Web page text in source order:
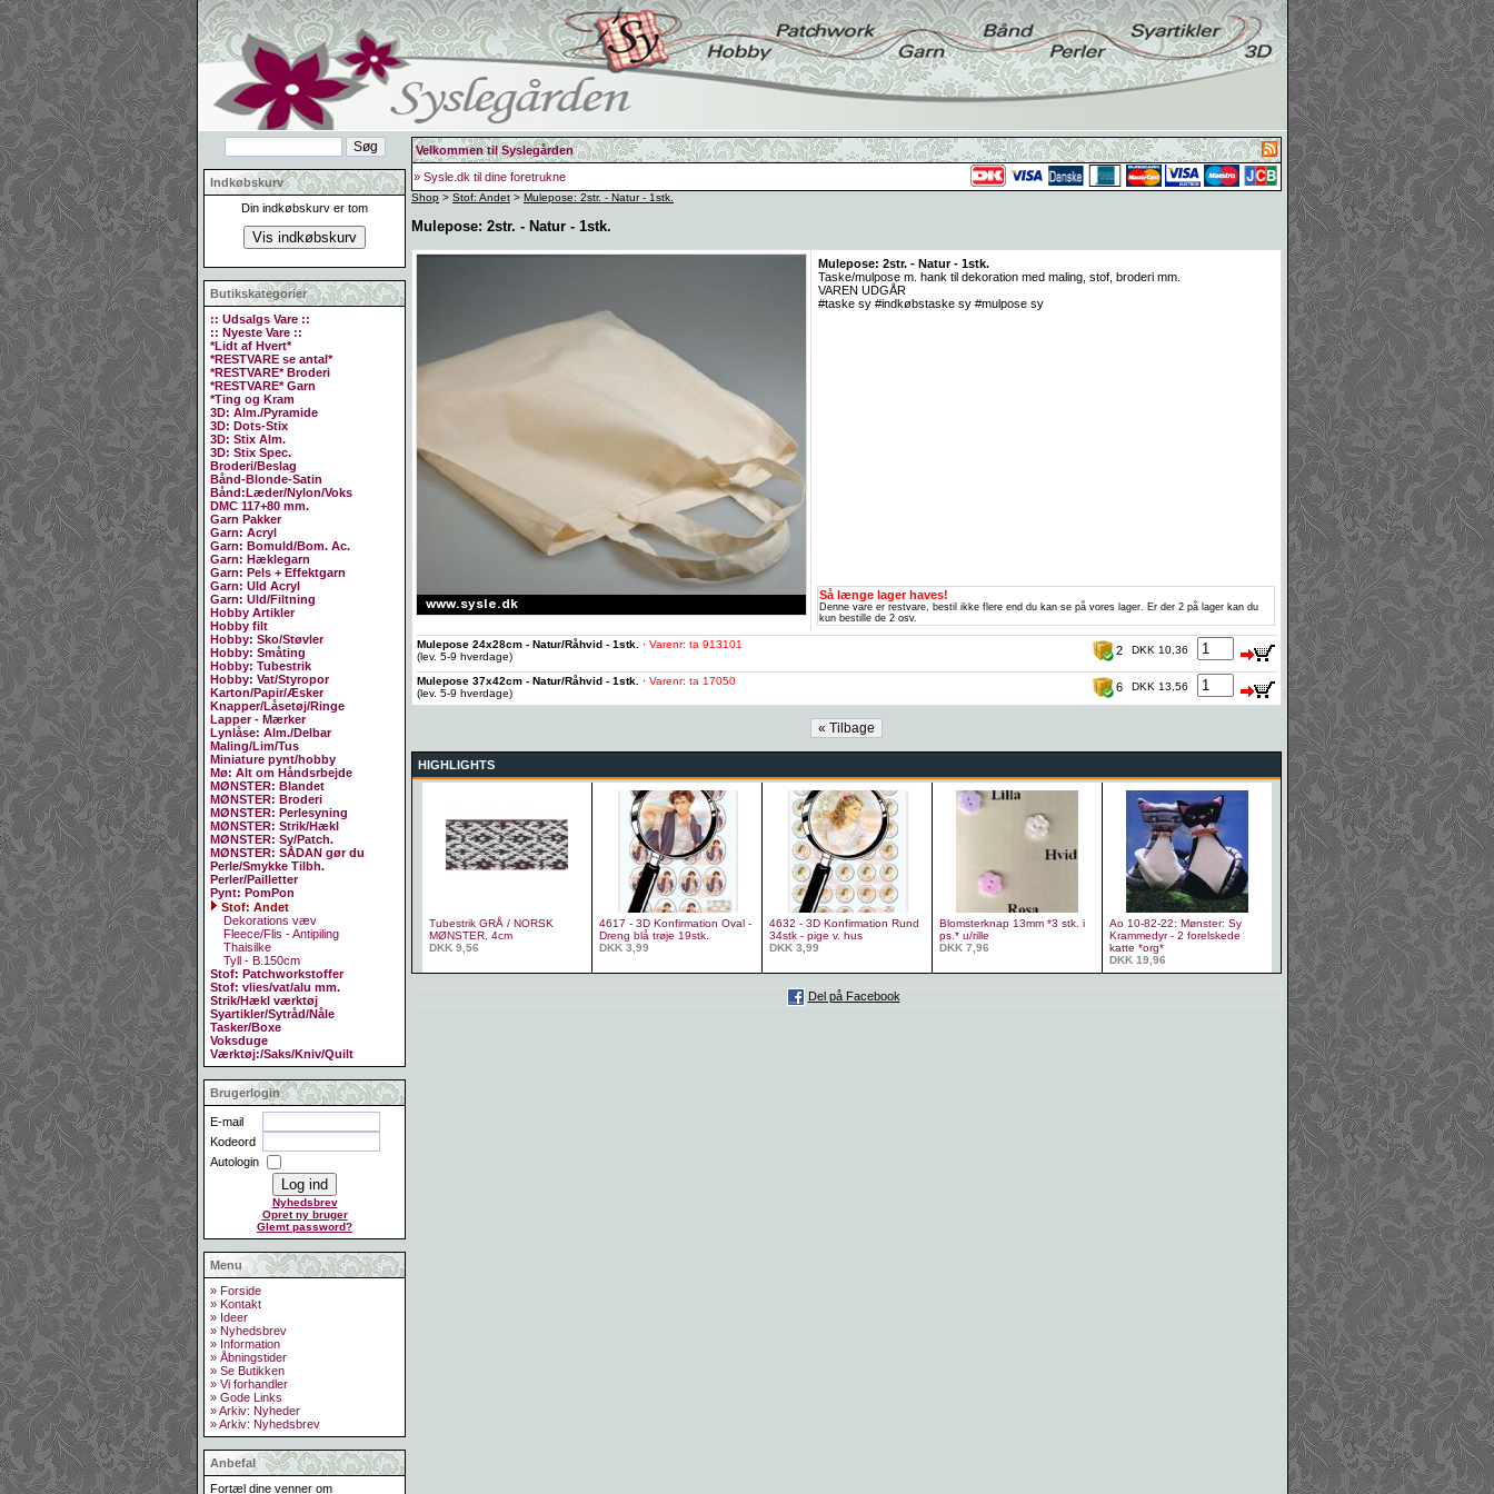
Indkøbskurv
Din indkøbskurv er tom
Butikskategorier
:: Udsalgs Vare ::
:: Nyeste Vare ::
*Lidt af Hvert*
*RESTVARE se antal*
*RESTVARE* Broderi
*RESTVARE* Garn
*Ting og Kram
3D: Alm./Pyramide
3D: Dots-Stix
3D: Stix Alm.
3D: Stix Spec.
Broderi/Beslag
Bånd-Blonde-Satin
Bånd:Læder/Nylon/Voks
DMC 117+80 mm.
Garn Pakker
Garn: Acryl
Garn: Bomuld/Bom. Ac.
Garn: Hæklegarn
Garn: Pels + Effektgarn
Garn: Uld Acryl
Garn: Uld/Filtning
Hobby Artikler
Hobby filt
Hobby: Sko/Støvler
Hobby: Småting
Hobby: Tubestrik
Hobby: Vat/Styropor
Karton/Papir/Æsker
Knapper/Låsetøj/Ringe
Lapper - Mærker
Lynlåse: Alm./Delbar
Maling/Lim/Tus
Miniature pynt/hobby
Mø: Alt om Håndsrbejde
MØNSTER: Blandet
MØNSTER: Broderi
MØNSTER: Perlesyning
MØNSTER: Strik/Hækl
MØNSTER: Sy/Patch.
MØNSTER: SÅDAN gør du
Perle/Smykke Tilbh.
Perler/Pailletter
Pynt: PomPon
Stof: Andet
Dekorations væv
Fleece/Flis - Antipiling
Thaisilke
Tyll - B.150cm
Stof: Patchworkstoffer
Stof: vlies/vat/alu mm.
Strik/Hækl værktøj
Syartikler/Sytråd/Nåle
Tasker/Boxe
Voksduge
Værktøj:/Saks/Kniv/Quilt
Brugerlogin
E-mail
Kodeord
Autologin
Nyhedsbrev
Opret ny bruger
Glemt password?
Menu
» Forside
» Kontakt
» Ideer
» Nyhedsbrev
» Information
» Åbningstider
» Se Butikken
» Vi forhandler
» Gode Links
» Arkiv: Nyheder
» Arkiv: Nyhedsbrev
Anbefal
Fortæl dine venner om
Velkommen til Syslegården
» Sysle.dk til dine foretrukne
Shop > Stof: Andet > Mulepose: 2str. - Natur - 1stk.
Mulepose: 2str. - Natur - 1stk.
Mulepose: 2str. - Natur - 1stk.
Taske/mulpose m. hank til dekoration med maling, stof, broderi mm.
VAREN UDGÅR
#taske sy #indkøbstaske sy #mulpose sy
Så længe lager haves!
Denne vare er restvare, bestil ikke flere end du kan se på vores lager. Er der 2 på lager kan du
kun bestille de 2 osv.
Mulepose 24x28cm - Natur/Råhvid - 1stk. · Varenr: ta 913101
(lev. 5-9 hverdage)
2 DKK 10,36
Mulepose 37x42cm - Natur/Råhvid - 1stk. · Varenr: ta 17050
(lev. 5-9 hverdage)
6 DKK 13,56
HIGHLIGHTS
Tubestrik GRÅ / NORSK
MØNSTER, 4cm
DKK 9,56
4617 - 3D Konfirmation Oval -
Dreng blå trøje 19stk.
DKK 3,99
4632 - 3D Konfirmation Rund
34stk - pige v. hus
DKK 3,99
Blomsterknap 13mm *3 stk. i
ps.* u/rille
DKK 7,96
Ao 10-82-22: Mønster: Sy
Krammedyr - 2 forelskede
katte *org*
DKK 19,96
Del på Facebook